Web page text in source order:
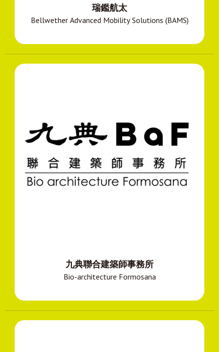
瑞鑑航太
Bellwether Advanced Mobility Solutions (BAMS)
九典聯合建築師事務所
Bio-architecture Formosana